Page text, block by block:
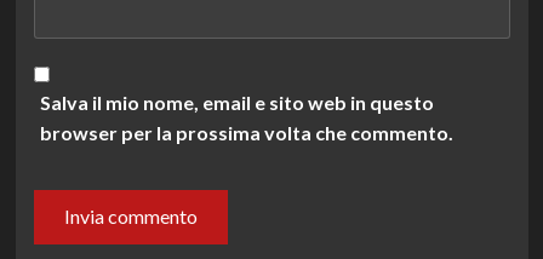
Salva il mio nome, email e sito web in questo
browser per la prossima volta che commento.